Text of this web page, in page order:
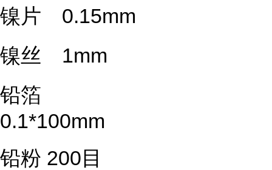
镍片 0.15mm
镍丝 1mm
铅箔
0.1*100mm
铅粉 200目